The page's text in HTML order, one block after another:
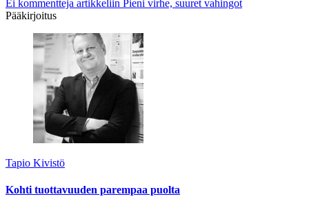
Ei kommentteja artikkeliin Pieni virhe, suuret vahingot
Pääkirjoitus
Tapio Kivistö
Kohti tuottavuuden parempaa puolta